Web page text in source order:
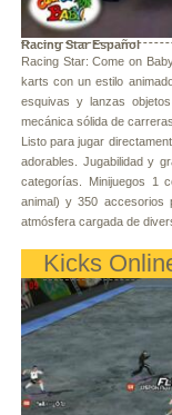
Racing Star Español
Racing Star: Come on
karts con un estilo
esquivas y lanzas
mecánica sólida de
Listo para jugar
adorables. Jugabilidad y
categorías. Minijuegos 1
animal) y 350 accesorios
atmósfera cargada de
Kicks